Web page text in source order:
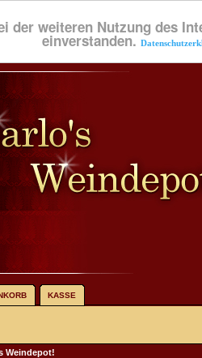
der weiteren Nutzung des
einverstanden.
KASSE
Weindepot!